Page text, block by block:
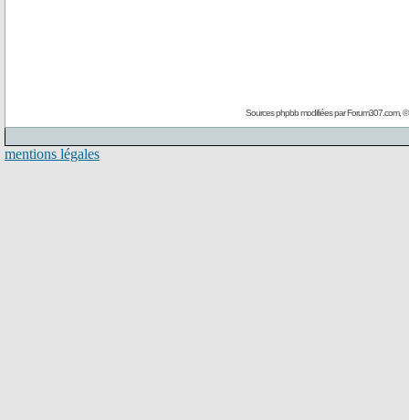
Sources phpbb modifiées parForum307.com, ©
mentions légales